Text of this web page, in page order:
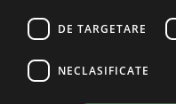
Terms and Conditions
DE TARGETARE
NECLASIFICATE